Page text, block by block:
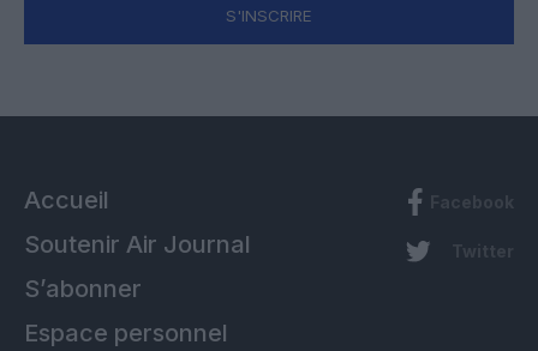
S'INSCRIRE
Accueil
Soutenir Air Journal
S’abonner
Espace personnel